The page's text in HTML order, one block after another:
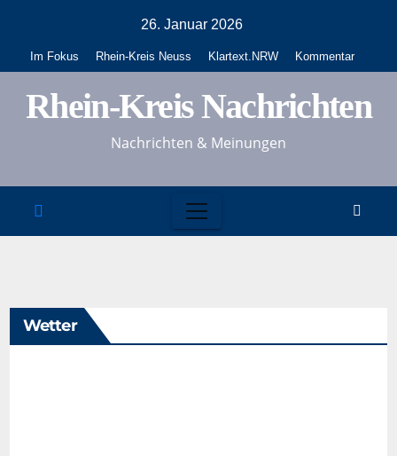
springen
26. Januar 2026
Im Fokus Rhein-Kreis Neuss Klartext.NRW Kommentar
Rhein-Kreis Nachrichten
Nachrichten & Meinungen
Wetter